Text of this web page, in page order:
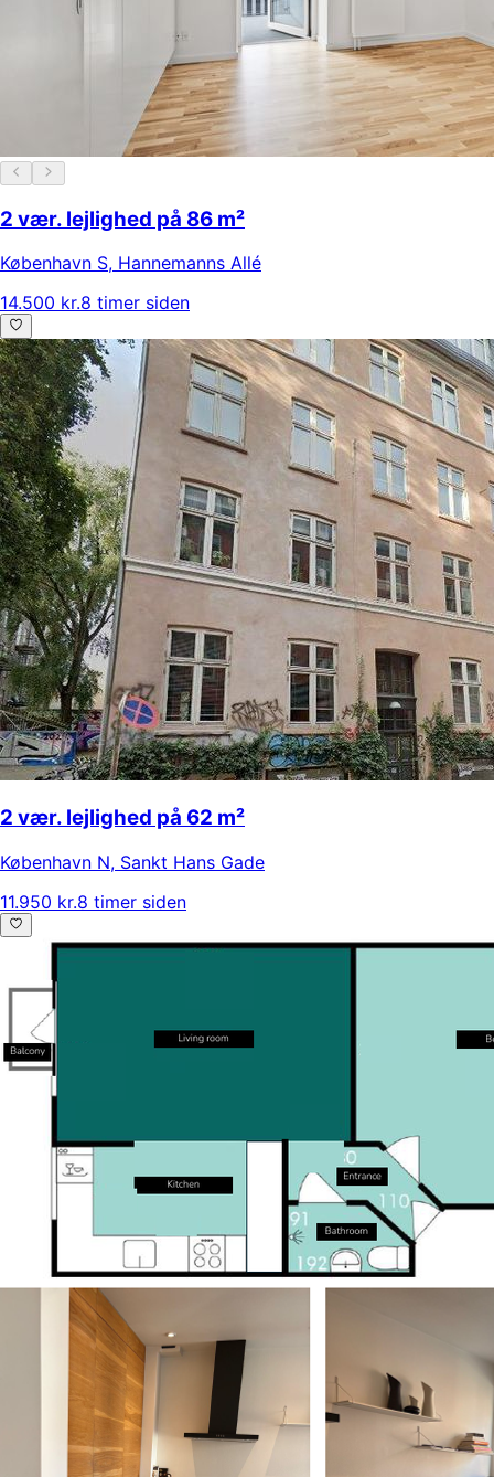
2 vær. lejlighed på 86 m²
København S, Hannemanns Allé
14.500 kr.8 timer siden
2 vær. lejlighed på 62 m²
København N, Sankt Hans Gade
11.950 kr.8 timer siden